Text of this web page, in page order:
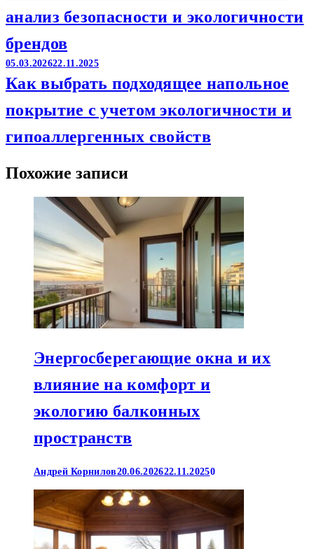
анализ безопасности и экологичности
брендов
05.03.202622.11.2025
Как выбрать подходящее напольное
покрытие с учетом экологичности и
гипоаллергенных свойств
Похожие записи
Энергосберегающие окна и их
влияние на комфорт и
экологию балконных
пространств
Андрей Корнилов20.06.202622.11.20250